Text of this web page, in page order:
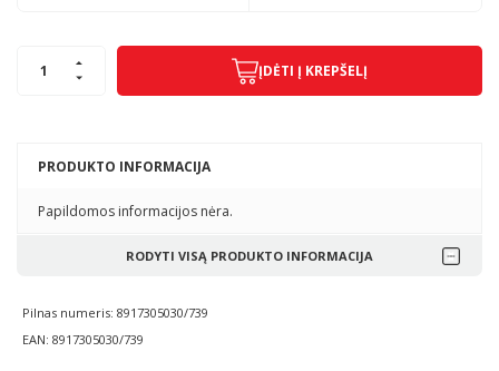
PRODUKTO INFORMACIJA
Papildomos informacijos nėra.
RODYTI VISĄ PRODUKTO INFORMACIJA
Pilnas numeris: 8917305030/739
EAN: 8917305030/739
ĮDĖTI Į KREPŠELĮ